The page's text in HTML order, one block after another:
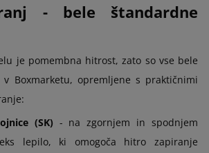
- bele štandardne
je pomembna hitrost, zato so vse bele
v Boxmarketu, opremljene s praktičnimi
(SK) - na zgornjem in spodnjem
lepilo, ki omogoča hitro zapiranje